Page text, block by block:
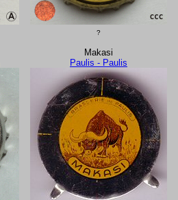
?
Makasi
Paulis - Paulis